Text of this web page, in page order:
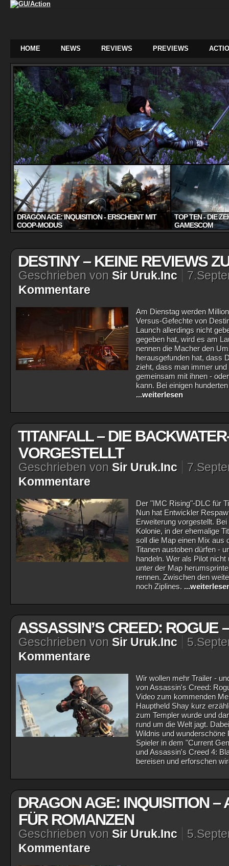
HOME NEWS REVIEWS PREVIEWS
DRAGON AGE: INQUISITION - ERSCHEINT MIT
COOP-MODUS
TOP TEN - DIE
GAMESCOM
DESTINY – KEINE REVIEWS
Geschrieben von Sir Uruk.Inc
Kommentare
Am Dienstag werden
Versus-Gefechte von
Launch allerdings nicht
gegeben hat, wird es am
nennen die Macher den
herausgefunden hat, dass
zieht, dass man immer und
gemeinsam mit ihnen -
kann. Bei einigen
...weiterlesen
TITANFALL – DIE
VORGESTELLT
Geschrieben von Sir Uruk.Inc
Kommentare
Der "IMC Rising"-DLC für
Nun hat Entwickler
Erweiterung vorgestellt.
Kolonie, in der ehemalige
soll die Map einen Mix aus
Titanen austoben dürfen -
handeln. Wer als Pilot
unter der Map
rennen. Zwischen den
noch Ziplines.
ASSASSIN’S CREED: ROGUE
Geschrieben von Sir Uruk.Inc
Kommentare
Wir wollen mehr Trailer -
von Assassin's Creed:
Video zum kommenden
Hauptheld Shay kurz
zum Templer wurde und
rund um die Welt jagt.
Wildnis und wunderschöne
Spieler in dem "Current
und Assassin's Creed 4:
bereisen und erforschen
DRAGON AGE: INQUISITION –
FÜR ROMANZEN
Geschrieben von Sir Uruk.Inc
Kommentare